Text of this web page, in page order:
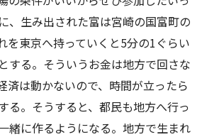
、生み出された富は宮崎の国富町の
を東京へ持っていくと5分の1 ぐらい
する。そういうお金は地方で回さな
済は動かないので、時間が立ったら
る。そうすると、都民も地方へ行っ
緒に作るようになる。地方で生まれ